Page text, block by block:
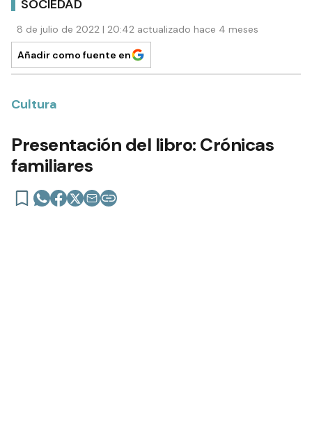
SOCIEDAD
8 de julio de 2022 | 20:42 actualizado hace 4 meses
Añadir como fuente en
Cultura
Presentación del libro: Crónicas
familiares